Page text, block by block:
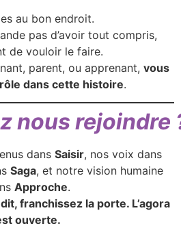
au bon endroit.
pas d’avoir tout compris,
de vouloir le faire.
parent, ou apprenant, vous
dans cette histoire.
nous rejoindre
dans Saisir, nos voix dans
Saga, et notre vision humaine
Approche.
franchissez la porte. L’agora
ouverte.